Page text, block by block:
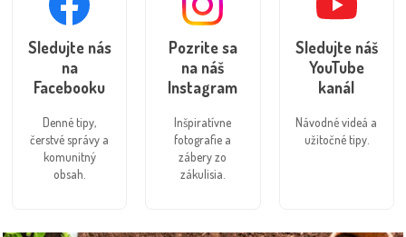
Sledujte nás
na
Facebooku
Denné tipy,
čerstvé správy a
komunitný
obsah.
Pozrite sa
na náš
Instagram
Inšpiratívne
fotografie a
zábery zo
zákulisia.
Sledujte náš
YouTube
kanál
Návodné videá a
užitočné tipy.